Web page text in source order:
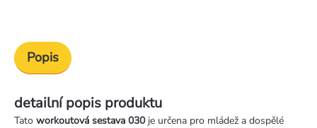
Popis
detailní popis produktu
Tato workoutová sestava 030 je určena pro mládež a dospělé